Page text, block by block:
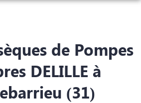
L’EGALITÉ
DU NORD
de Pompes
DELILLE à
(31)